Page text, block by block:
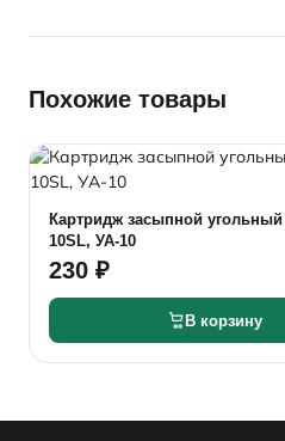
Похожие товары
Картридж засыпной
10SL, УА-10
230 ₽
В корзину